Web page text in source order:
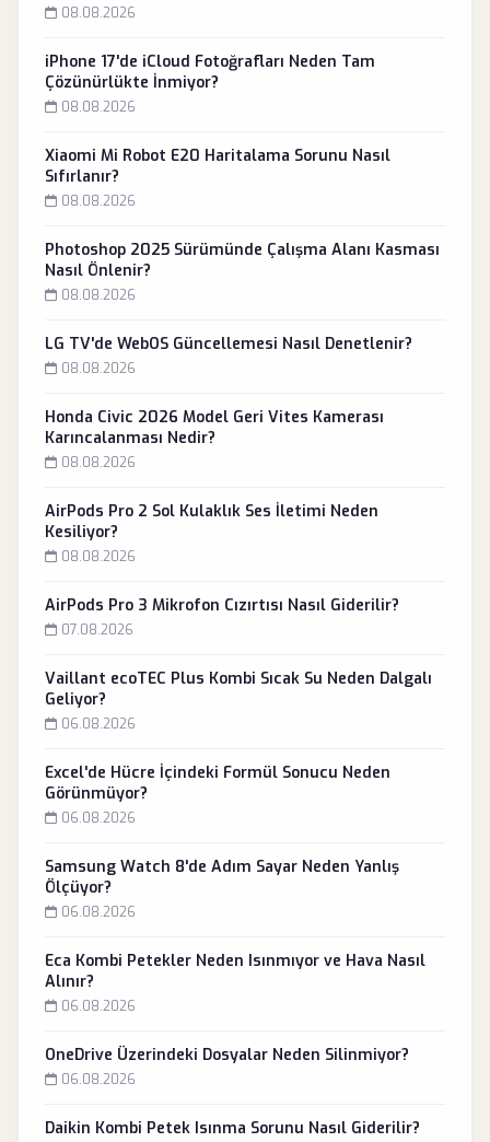
08.08.2026
iPhone 17'de iCloud Fotoğrafları Neden Tam
Çözünürlükte İnmiyor?
08.08.2026
Xiaomi Mi Robot E20 Haritalama Sorunu Nasıl
Sıfırlanır?
08.08.2026
Photoshop 2025 Sürümünde Çalışma Alanı Kasması
Nasıl Önlenir?
08.08.2026
LG TV'de WebOS Güncellemesi Nasıl Denetlenir?
08.08.2026
Honda Civic 2026 Model Geri Vites Kamerası
Karıncalanması Nedir?
08.08.2026
AirPods Pro 2 Sol Kulaklık Ses İletimi Neden
Kesiliyor?
08.08.2026
AirPods Pro 3 Mikrofon Cızırtısı Nasıl Giderilir?
07.08.2026
Vaillant ecoTEC Plus Kombi Sıcak Su Neden Dalgalı
Geliyor?
06.08.2026
Excel'de Hücre İçindeki Formül Sonucu Neden
Görünmüyor?
06.08.2026
Samsung Watch 8'de Adım Sayar Neden Yanlış
Ölçüyor?
06.08.2026
Eca Kombi Petekler Neden Isınmıyor ve Hava Nasıl
Alınır?
06.08.2026
OneDrive Üzerindeki Dosyalar Neden Silinmiyor?
06.08.2026
Daikin Kombi Petek Isınma Sorunu Nasıl Giderilir?